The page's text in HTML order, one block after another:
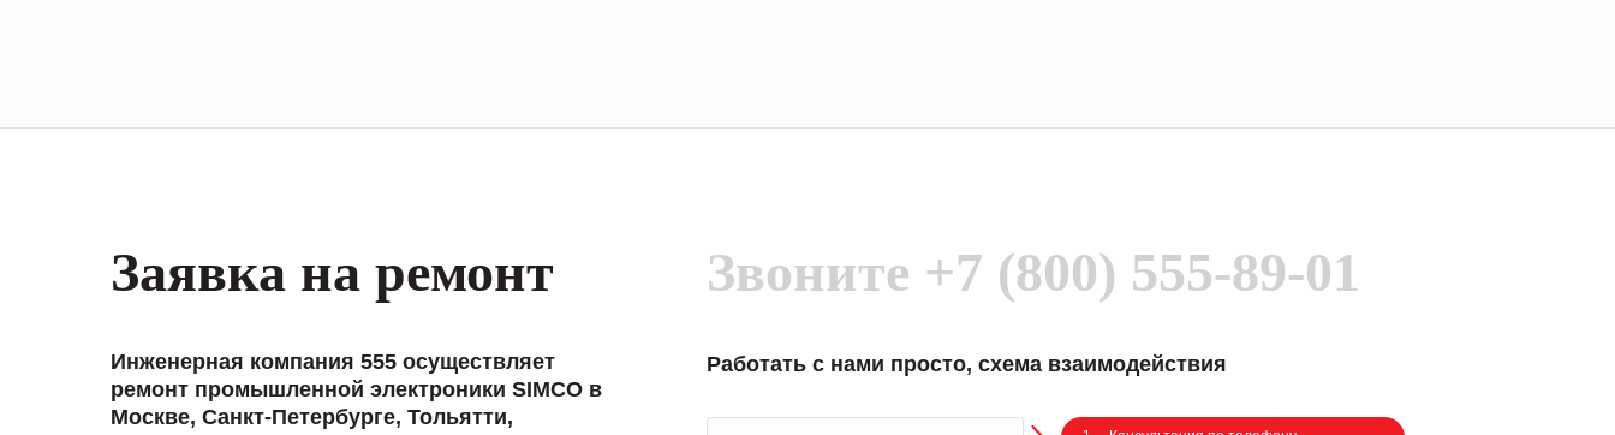
Заявка на ремонт
Инженерная компания 555 осуществляет
ремонт промышленной электроники SIMCO в
Москве, Санкт-Петербурге, Тольятти,
Звоните +7 (800) 555-89-01
Работать с нами просто, схема взаимодействия